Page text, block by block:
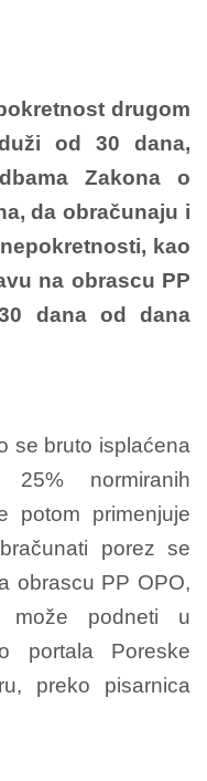
drugom
od 30 dana,
Zakona o
da obračunaju i
kao
na obrascu PP
dana od dana
se bruto isplaćena
normiranih
potom primenjuje
porez se
obrascu PP OPO,
može podneti u
portala Poreske
preko pisarnica